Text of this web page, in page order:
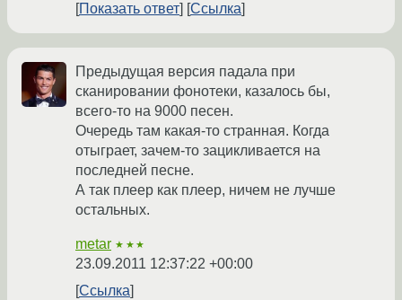
Показать ответ
Ссылка
Предыдущая версия падала при
сканировании фонотеки, казалось бы,
всего-то на 9000 песен.
Очередь там какая-то странная. Когда
отыграет, зачем-то зацикливается на
последней песне.
А так плеер как плеер, ничем не лучше
остальных.
metar ★★★
23.09.2011 12:37:22 +00:00
Ссылка